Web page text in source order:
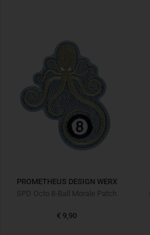
PROMETHEUS DESIGN WERX
SPD Octo 8-Ball Morale Patch
€ 9,90